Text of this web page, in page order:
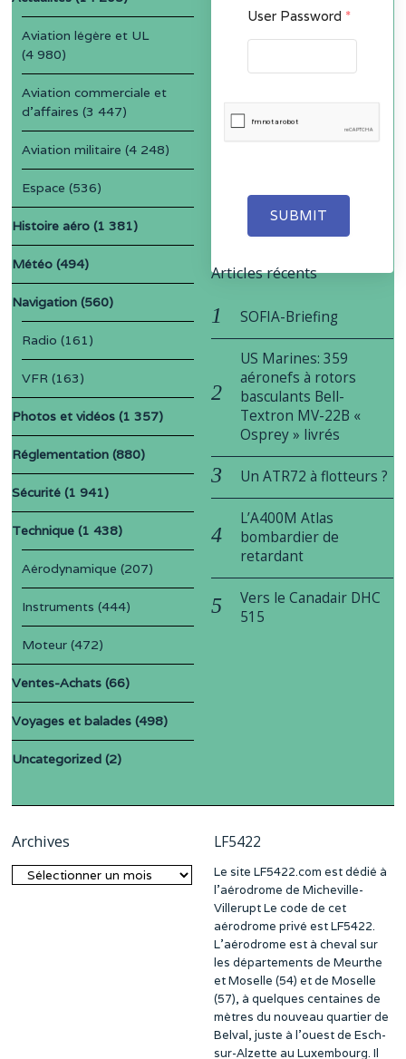
User Password *
SUBMIT
Aviation légère et UL
(4 980)
Aviation commerciale et
d'affaires (3 447)
Aviation militaire (4 248)
Espace (536)
Histoire aéro (1 381)
Météo (494)
Navigation (560)
Radio (161)
VFR (163)
Photos et vidéos (1 357)
Réglementation (880)
Sécurité (1 941)
Technique (1 438)
Aérodynamique (207)
Instruments (444)
Moteur (472)
Ventes-Achats (66)
Voyages et balades (498)
Uncategorized (2)
Articles récents
SOFIA-Briefing
US Marines: 359
aéronefs à rotors
basculants Bell-
Textron MV-22B «
Osprey » livrés
Un ATR72 à flotteurs ?
L’A400M Atlas
bombardier de
retardant
Vers le Canadair DHC
515
Archives
Archives
LF5422
Le site LF5422.com est dédié à
l’aérodrome de Micheville-
Villerupt Le code de cet
aérodrome privé est LF5422.
L’aérodrome est à cheval sur
les départements de Meurthe
et Moselle (54) et de Moselle
(57), à quelques centaines de
mètres du nouveau quartier de
Belval, juste à l’ouest de Esch-
sur-Alzette au Luxembourg. Il